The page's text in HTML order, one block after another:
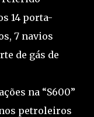
14 porta-
7 navios
de gás de
na “S600”
petroleiros